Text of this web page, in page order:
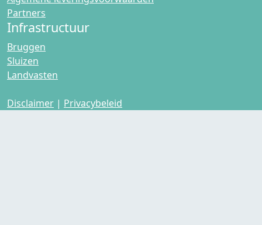
Partners
Infrastructuur
Bruggen
Sluizen
Landvasten
Disclaimer | Privacybeleid